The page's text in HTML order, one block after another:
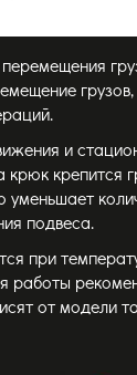
грузов,
и
крепится
подвеса.
при
работы
от модели